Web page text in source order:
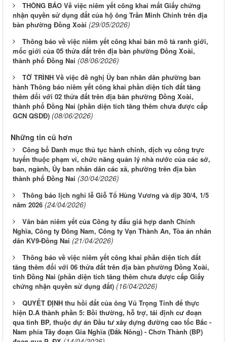
THÔNG BÁO Về việc niêm yết công khai mất Giấy chứng
nhận quyền sử dụng đất của hộ ông Trần Minh Chính trên địa
bàn phường Đồng Xoài (29/05/2026)
Thông báo về việc niêm yết công khai bản mô tả ranh giới,
mốc giới của 05 thửa đất trên địa bàn phường Đồng Xoài,
thành phố Đồng Nai (08/06/2026)
TỜ TRÌNH Về việc đề nghị Ủy ban nhân dân phường ban
hành Thông báo niêm yết công khai phần diện tích đất tăng
thêm đối với 02 thửa đất trên địa bàn phường Đồng Xoài,
thành phố Đồng Nai (phần diện tích tăng thêm chưa được cấp
GCN QSDĐ) (08/06/2026)
Những tin cũ hơn
Công bố Danh mục thủ tục hành chính, dịch vụ công trực
tuyến thuộc phạm vi, chức năng quản lý nhà nước của các sở,
ban, ngành, Ủy ban nhân dân các xã, phường trên địa bàn
thành phố Đồng Nai (30/04/2026)
Thông báo lịch nghỉ lễ Giỗ Tổ Hùng Vương và dịp 30/4, 1/5
năm 2026 (24/04/2026)
Văn bản niêm yết của Công ty đấu giá hợp danh Chính
Nghĩa, Công ty Đông Nam, Công ty Vạn Thành An, Tòa án nhân
dân KV9-Đồng Nai (21/04/2026)
Thông báo về việc niêm yết công khai phần diện tích đất
tăng thêm đối với 06 thửa đất trên địa bàn phường Đồng Xoài,
tỉnh Đồng Nai (phần diện tích tăng thêm chưa được cấp Giấy
chứng nhận quyền sử dụng đất) (16/04/2026)
QUYẾT ĐỊNH thu hồi đất của ông Vũ Trọng Tính để thực
hiện D.A thành phần 5: Bồi thường, hỗ trợ, tái định cư đoạn
qua tỉnh BP, thuộc dự án Đầu tư xây dựng đường cao tốc Bắc -
Nam phía Tây đoạn Gia Nghĩa (Đắk Nông) - Chơn Thành (BP)